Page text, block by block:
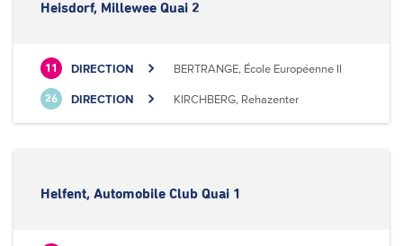
Heisdorf, Millewee Quai 2
11 DIRECTION BERTRANGE, École Européenne II
26 DIRECTION KIRCHBERG, Rehazenter
Helfent, Automobile Club Quai 1